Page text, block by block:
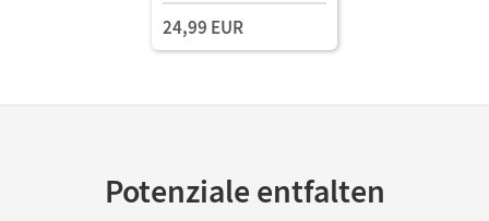
24,99 EUR
Potenziale entfalten